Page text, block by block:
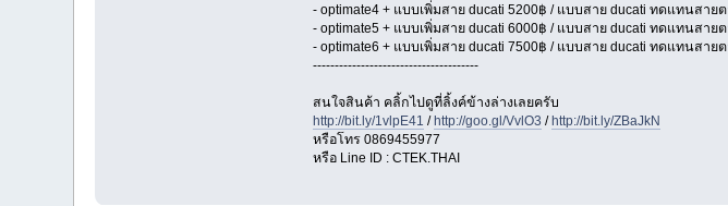
- optimate4 + แบบเพิ่มสาย ducati 5200฿ / แบบสาย ducati ทดแทนสาย
- optimate5 + แบบเพิ่มสาย ducati 6000฿ / แบบสาย ducati ทดแทนสาย
- optimate6 + แบบเพิ่มสาย ducati 7500฿ / แบบสาย ducati ทดแทนสาย
--------------------------------------
สนใจสินค้า คลิ้กไปดูที่ลิ้งค์ข้างล่างเลยครับ
http://bit.ly/1vlpE41 /http://goo.gl/VvlO3 /http://bit.ly/ZBaJkN
หรือโทร 0869455977
หรือ Line ID : CTEK.THAI